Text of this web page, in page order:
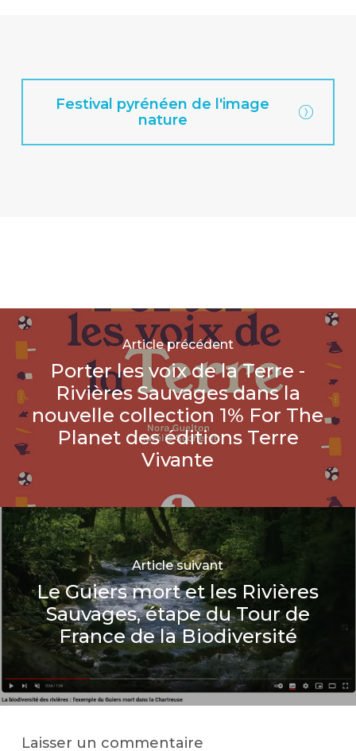
Festival pyrénéen de l'image
nature
Article précédent
Porter les voix de la Terre -
Rivières Sauvages dans la
nouvelle collection 1% For The
Planet des éditions Terre
Vivante
Article suivant
Le Guiers mort et les Rivières
Sauvages, étape du Tour de
France de la Biodiversité
Laisser un commentaire